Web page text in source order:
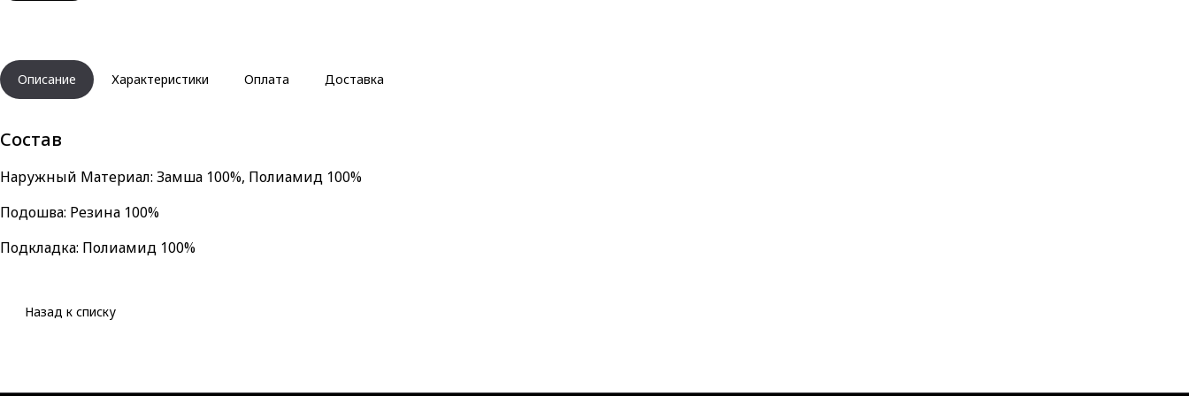
Описание Характеристики Оплата Доставка
Состав
Наружный Материал: Замша 100%, Полиамид 100%
Подошва: Резина 100%
Подкладка: Полиамид 100%
Назад к списку